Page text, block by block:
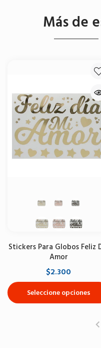
Más de
Stickers Para Globos Feliz
Amor
$2.300
Seleccione opciones